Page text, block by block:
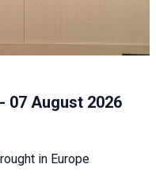
07 August 2026
in Europe